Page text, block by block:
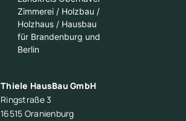
Zimmerei / Holzbau /
Holzhaus / Hausbau
für Brandenburg und
Berlin
Thiele HausBau GmbH
Ringstraße 3
16515 Oranienburg